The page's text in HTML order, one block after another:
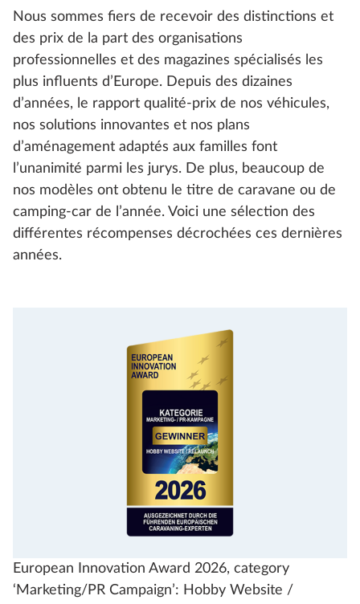
Nous sommes fiers de recevoir des distinctions et
des prix de la part des organisations
professionnelles et des magazines spécialisés les
plus influents d’Europe. Depuis des dizaines
d’années, le rapport qualité-prix de nos véhicules,
nos solutions innovantes et nos plans
d’aménagement adaptés aux familles font
l’unanimité parmi les jurys. De plus, beaucoup de
nos modèles ont obtenu le titre de caravane ou de
camping-car de l’année. Voici une sélection des
différentes récompenses décrochées ces dernières
années.
European Innovation Award 2026, category
‘Marketing/PR Campaign’: Hobby Website /